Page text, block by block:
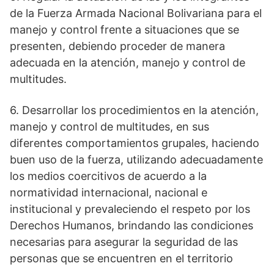
de la Fuerza Armada Nacional Bolivariana para el
manejo y control frente a situaciones que se
presenten, debiendo proceder de manera
adecuada en la atención, manejo y control de
multitudes.
6. Desarrollar los procedimientos en la atención,
manejo y control de multitudes, en sus
diferentes comportamientos grupales, haciendo
buen uso de la fuerza, utilizando adecuadamente
los medios coercitivos de acuerdo a la
normatividad internacional, nacional e
institucional y prevaleciendo el respeto por los
Derechos Humanos, brindando las condiciones
necesarias para asegurar la seguridad de las
personas que se encuentren en el territorio